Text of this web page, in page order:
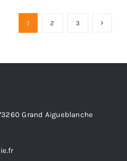
1 2 3
Grand Aigueblanche